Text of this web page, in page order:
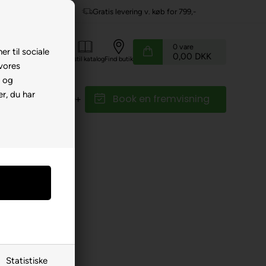
til sociale
og
du har
Statistiske
Service hos dig
Bestil katalogFind butik
0 vare
0,00 DKK
Reservedele Book en fremvisning
City